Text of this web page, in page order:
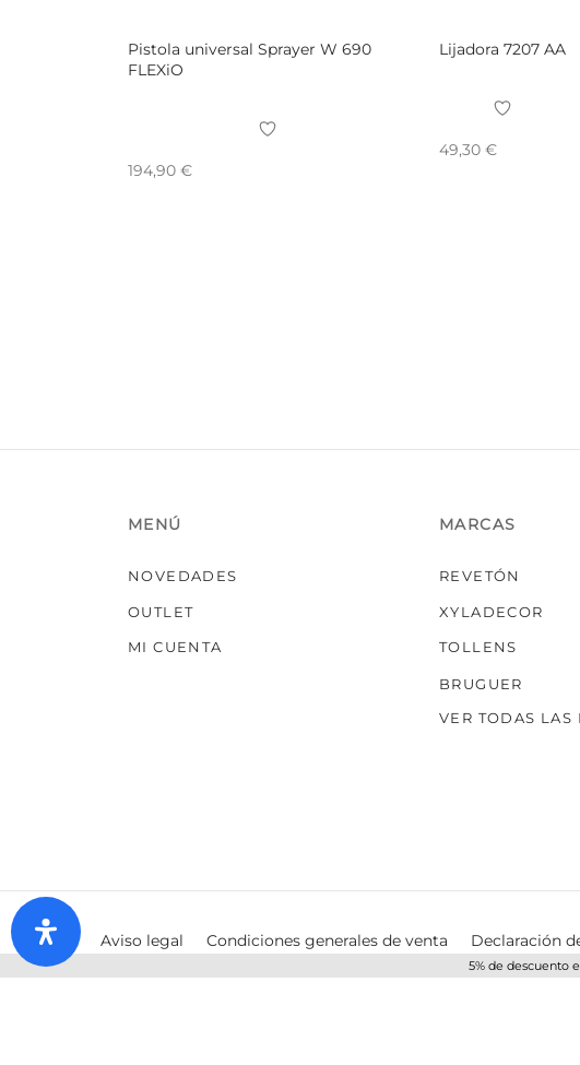
5% de descuento
Pistola universal Sprayer W 690
FLEXiO
194,90 €
Lijadora 7207 AA
49,30 €
MENÚ
NOVEDADES
OUTLET
MI CUENTA
MARCAS
REVETÓN
XYLADECOR
TOLLENS
BRUGUER
VER TODAS LAS
Aviso legal Condiciones generales de venta Declaración